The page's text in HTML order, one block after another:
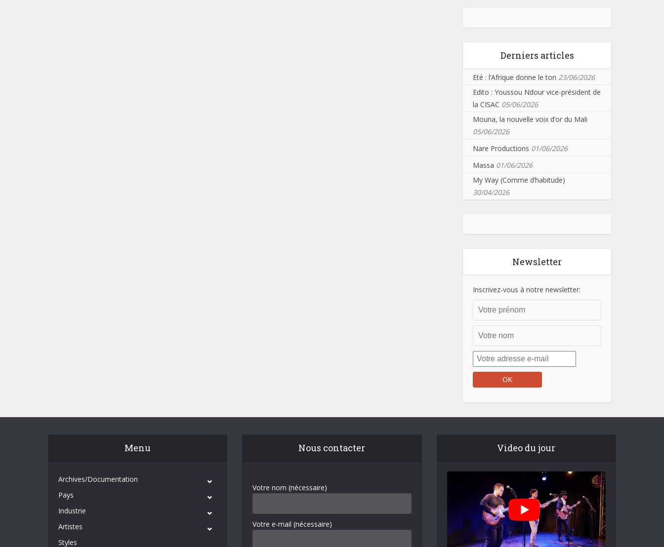
Derniers articles
Eté : l’Afrique donne le ton 23/06/2026
Edito : Youssou Ndour vice-président de
la CISAC 05/06/2026
Mouna, la nouvelle voix d’or du Mali
05/06/2026
Nare Productions 01/06/2026
Massa 01/06/2026
My Way (Comme d’habitude)
30/04/2026
Newsletter
Inscrivez-vous à notre newsletter:
Menu
Archives/Documentation
Pays
Industrie
Artistes
Styles
Nous contacter
Votre nom (nécessaire)
Votre e-mail (nécessaire)
Video du jour